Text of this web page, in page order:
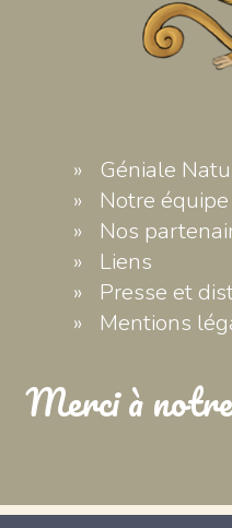
Géniale
Notre équipe
Nos
Liens
Presse et
Mentions
Merci à